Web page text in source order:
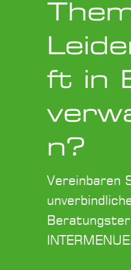
ft in
n?
Vereinbaren